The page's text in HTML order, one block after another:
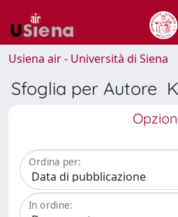
Usiena air - Università di Siena
Sfoglia per Autore
Ordina per:
In ordine: